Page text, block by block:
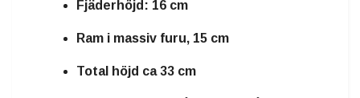
Fjäderhöjd: 16 cm
Ram i massiv furu, 15 cm
Total höjd ca 33 cm